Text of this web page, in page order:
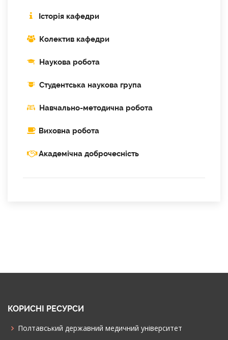
Історія кафедри
Колектив кафедри
Наукова робота
Cтудентська наукова група
Навчально-методична робота
Виховна робота
Академічна доброчесність
КОРИСНІ РЕСУРСИ
Полтавський державний медичний університет